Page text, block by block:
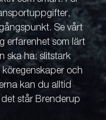
Se vårt
erfarenhet som lärt
ska ha: slitstark
och
kan du alltid
står Brenderup